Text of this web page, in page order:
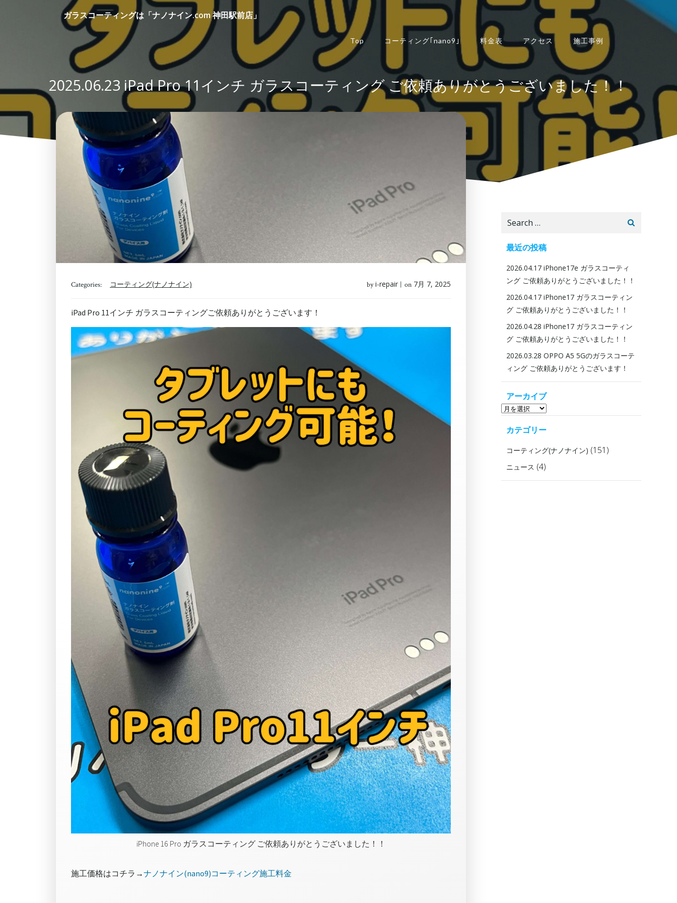
キ
プ
ガラスコーティングは「ナノナイン.com 神田駅前店」
Top コーティング｢nano9｣ 料金表 アクセス 施工事例
2025.06.23 iPad Pro 11インチ ガラスコーティング ご依頼ありがとうございました！！
Categories: コーティング(ナノナイン) by i-repair | on 7月 7, 2025
iPad Pro 11インチ ガラスコーティングご依頼ありがとうございます！
iPhone 16 Pro ガラスコーティング ご依頼ありがとうございました！！
施工価格はコチラ→ナノナイン(nano9)コーティング施工料金
Search
最近の投稿
2026.04.17 iPhone17e ガラスコーティ
ング ご依頼ありがとうございました！！
2026.04.17 iPhone17 ガラスコーティン
グ ご依頼ありがとうございました！！
2026.04.28 iPhone17 ガラスコーティン
グ ご依頼ありがとうございました！！
2026.03.28 OPPO A5 5Gのガラスコーテ
ィング ご依頼ありがとうございます！
アーカイブ
ア
カ
イ
カテゴリー
コーティング(ナノナイン) (151)
ニュース (4)